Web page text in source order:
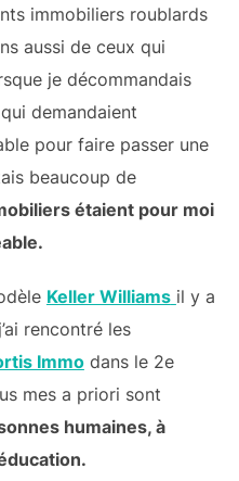
immobiliers roublards
aussi de ceux qui
je décommandais
demandaient
pour faire passer une
beaucoup de
étaient pour moi
Keller Williams il y a
rencontré les
Immodans le 2e
mes a priori sont
humaines, à